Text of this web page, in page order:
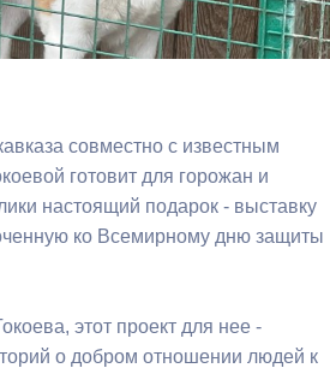
совместно с известным
готовит для горожан и
настоящий подарок - выставку
ко Всемирному дню защиты
этот проект для нее -
о добром отношении людей к